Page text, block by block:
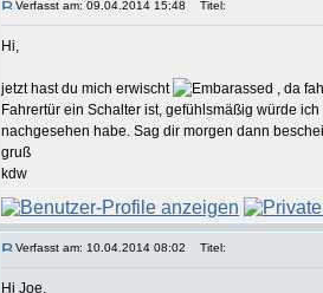
Verfasst am: 09.04.2014 15:48 Titel:
Hi,
jetzt hast du mich erwischt
, da
Fahrertür ein Schalter ist, gefühlsmäßig würde
nachgesehen habe. Sag dir morgen dann
gruß
kdw
Verfasst am: 10.04.2014 08:02 Titel:
Hi Joe,